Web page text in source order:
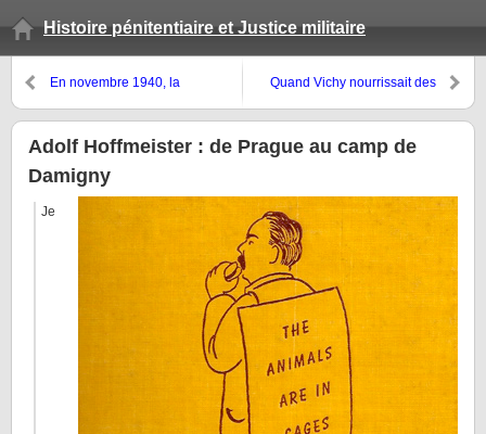
Histoire pénitentiaire et Justice militaire
En novembre 1940, la
camp de prisonniers du Polo
Beyris
Quand Vichy nourrissait des
communistes internés dans les
CSS
Adolf Hoffmeister : de Prague au camp de
Damigny
Je